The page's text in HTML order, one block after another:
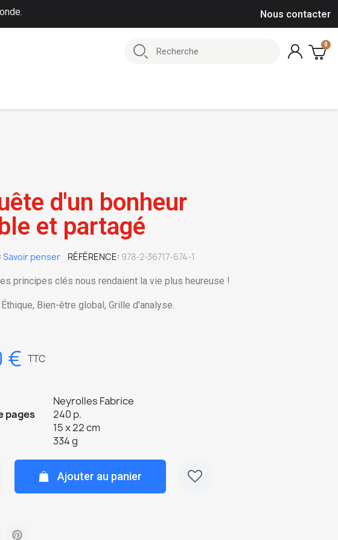
Nous contacter
d'un bonheur
et partagé
Savoir penser RÉFÉRENCE 978-2-36717-674-1
principes clés nous rendaient la vie plus heureuse !
Bien-être global, Grille d'analyse.
€ TTC
Neyrolles Fabrice
pages
240 p.
15 x 22 cm
334 g
Ajouter au panier